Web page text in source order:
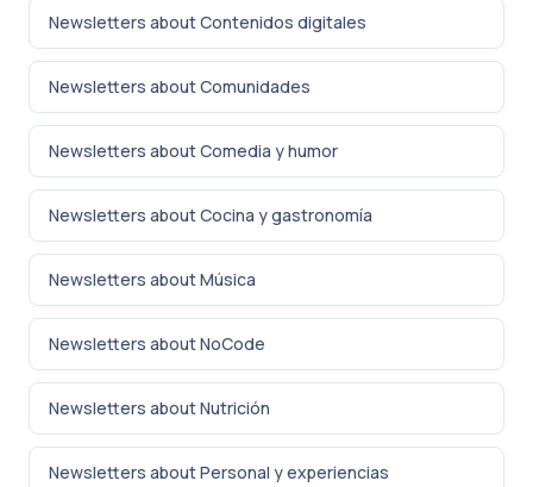
Newsletters about Contenidos digitales
Newsletters about Comunidades
Newsletters about Comedia y humor
Newsletters about Cocina y gastronomía
Newsletters about Música
Newsletters about NoCode
Newsletters about Nutrición
Newsletters about Personal y experiencias